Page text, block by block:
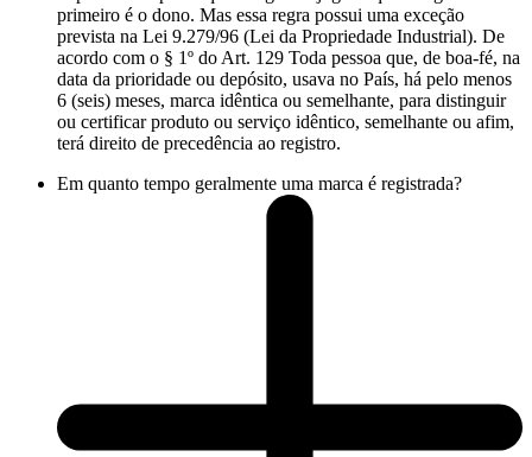
primeiro é o dono. Mas essa regra possui uma exceção
prevista na Lei 9.279/96 (Lei da Propriedade Industrial). De
acordo com o § 1º do Art. 129 Toda pessoa que, de boa-fé, na
data da prioridade ou depósito, usava no País, há pelo menos
6 (seis) meses, marca idêntica ou semelhante, para distinguir
ou certificar produto ou serviço idêntico, semelhante ou afim,
terá direito de precedência ao registro.
Em quanto tempo geralmente uma marca é registrada?